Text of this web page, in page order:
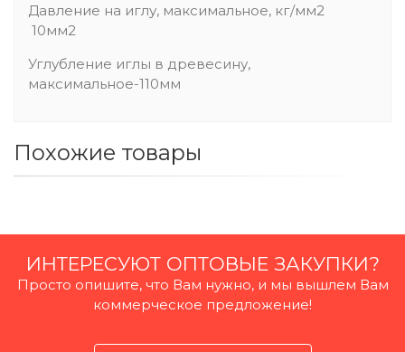
Давление на иглу, максимальное, кг/мм2
10мм2
Углубление иглы в древесину,
максимальное-110мм
Похожие товары
ИНТЕРЕСУЮТ ОПТОВЫЕ ЗАКУПКИ?
Просто опишите, что Вам нужно, и мы вышлем Вам
коммерческое предложение!